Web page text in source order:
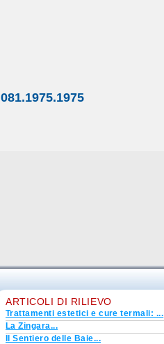
081.1975.1975
ARTICOLI DI RILIEVO
Trattamenti estetici e cure termali: ...
La Zingara...
Il Sentiero delle Baie...